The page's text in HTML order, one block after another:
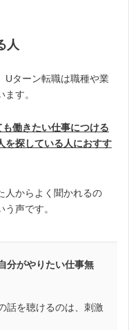
人
Uターン転職は職種や業
す。
働きたい仕事につける
を探している人におすす
人からよく聞かれるの
声です。
分がやりたい仕事無
話を聴けるのは、刺激